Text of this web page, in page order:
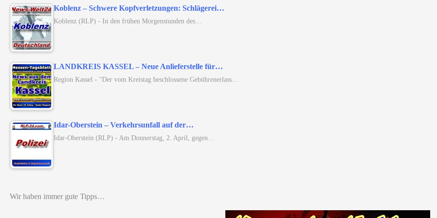
Koblenz – Schwere Kopfverletzungen: Schlägerei…
Koblenz (RLP) - In den frühen Morgenstunden des…
LANDKREIS KASSEL – Neue Anlieferstelle für…
Region Kassel - "Der vom Kreistag beschlossene Gebührenerlass…
Idar-Oberstein – Verkehrsunfall auf der…
Idar-Oberstein (RLP) - Am Donnerstag, 2. April, gegen…
Wir haben immer gute Tipps…